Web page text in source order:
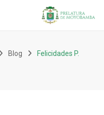
Blog
Felicidades P.